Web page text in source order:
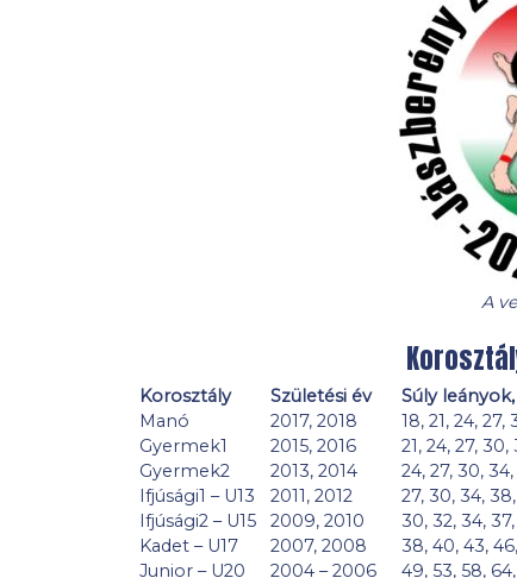
A
Korosztály Születési év Súly
Manó
2017, 2018 18, 21, 24, 27,
Gyermek1
2015, 2016 21, 24, 27,
Gyermek2
2013, 2014 24, 27, 30,
Ifjúsági1 – U13
2011, 2012 27, 30, 34,
Ifjúsági2 – U15
2009, 2010 30, 32, 34,
Kadet – U17
2007, 2008 38, 40, 43,
Junior – U20
2004 – 2006 49, 53, 58,